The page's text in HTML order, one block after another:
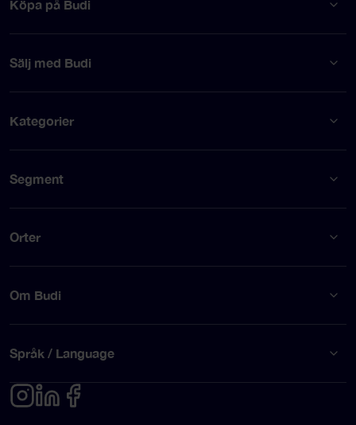
Köpa på Budi
Sälj med Budi
Kategorier
Segment
Orter
Om Budi
Språk / Language